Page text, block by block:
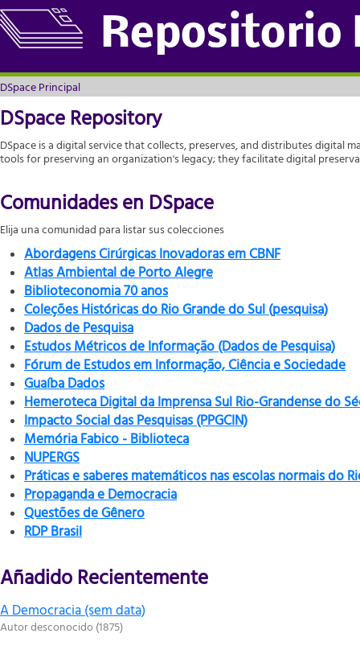
Repositorio
DSpace Principal
DSpace Principal
DSpace Repository
DSpace is a digital service that collects, preserves, and distributes digital
tools for preserving an organization's legacy; they facilitate digital
Comunidades en DSpace
Elija una comunidad para listar sus colecciones
Abordagens Cirúrgicas Inovadoras em CBNF
Atlas Ambiental de Porto Alegre
Biblioteconomia 70 anos
Coleções Históricas do Rio Grande do Sul (pesquisa)
Dados de Pesquisa
Estudos Métricos de Informação (Dados de Pesquisa)
Fórum de Estudos em Informação, Ciência e Sociedade
Guaíba Dados
Hemeroteca Digital da Imprensa Sul Rio-Grandense do
Impacto Social das Pesquisas (PPGCIN)
Memória Fabico - Biblioteca
NUPERGS
Práticas e saberes matemáticos nas escolas normais do
Propaganda e Democracia
Questões de Gênero
RDP Brasil
Añadido Recientemente
A Democracia (sem data)
Autor desconocido(1875)